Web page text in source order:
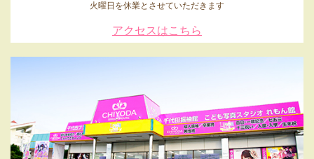
火曜日を休業とさせていただきます
アクセスはこちら